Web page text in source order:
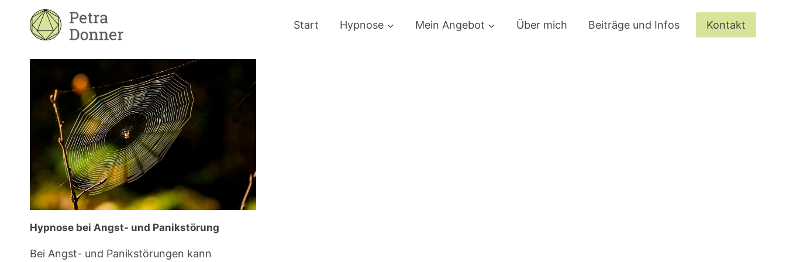
springen
Start Hypnose Mein Angebot Über mich Beiträge und Infos Kontakt
Hypnose bei Angst- und Panikstörung
Bei Angst- und Panikstörungen kann